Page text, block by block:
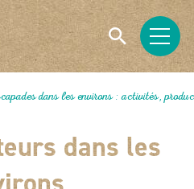
dans les environs : activités,
dans les